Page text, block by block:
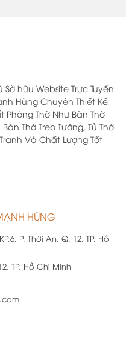
hữu Website Trực Tuyến
Hùng Chuyên Thiết Kế,
Thờ Như Bàn Thờ
Thờ Treo Tường, Tủ Thờ
Và Chất Lượng Tốt
HÙNG
P. Thới An, Q. 12, TP. Hồ
TP. Hồ Chí Minh